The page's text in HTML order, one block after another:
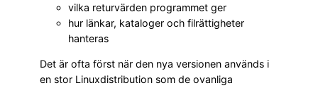
vilka returvärden programmet ger
hur länkar, kataloger och filrättigheter
hanteras
Det är ofta först när den nya versionen används i
en stor Linuxdistribution som de ovanliga